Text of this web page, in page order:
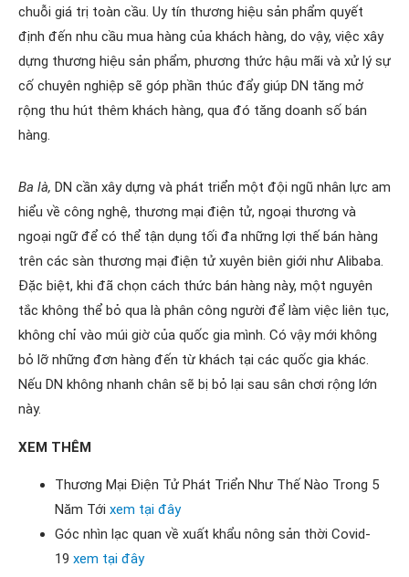
chuỗi giá trị toàn cầu. Uy tín thương hiệu sản phẩm quyết
định đến nhu cầu mua hàng của khách hàng, do vậy, việc xây
dựng thương hiệu sản phẩm, phương thức hậu mãi và xử lý sự
cố chuyên nghiệp sẽ góp phần thúc đẩy giúp DN tăng mở
rộng thu hút thêm khách hàng, qua đó tăng doanh số bán
hàng.
Ba là, DN cần xây dựng và phát triển một đội ngũ nhân lực am
hiểu về công nghệ, thương mại điện tử, ngoại thương và
ngoại ngữ để có thể tận dụng tối đa những lợi thế bán hàng
trên các sàn thương mại điện tử xuyên biên giới như Alibaba.
Đặc biệt, khi đã chọn cách thức bán hàng này, một nguyên
tắc không thể bỏ qua là phân công người để làm việc liên tục,
không chỉ vào múi giờ của quốc gia mình. Có vậy mới không
bỏ lỡ những đơn hàng đến từ khách tại các quốc gia khác.
Nếu DN không nhanh chân sẽ bị bỏ lại sau sân chơi rộng lớn
này.
XEM THÊM
Thương Mại Điện Tử Phát Triển Như Thế Nào Trong 5
Năm Tới xem tại đây
Góc nhìn lạc quan về xuất khẩu nông sản thời Covid-
19 xem tại đây